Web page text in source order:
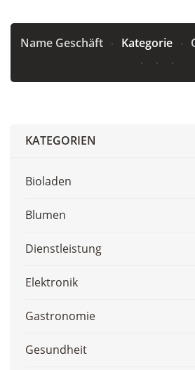
Name Geschäft Kategorie
KATEGORIEN
Bioladen
Blumen
Dienstleistung
Elektronik
Gastronomie
Gesundheit